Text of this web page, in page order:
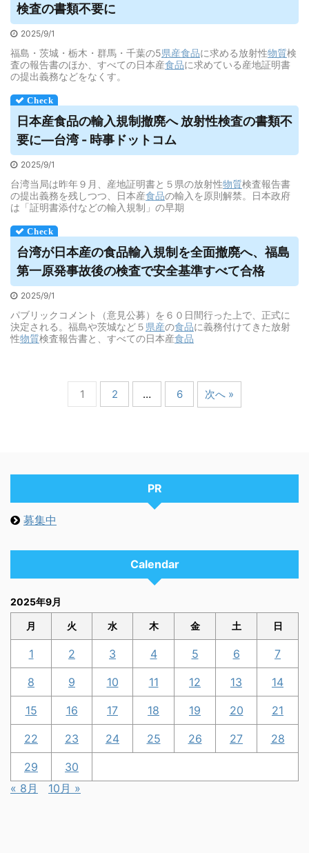
検査の書類不要に
2025/9/1
福島・茨城・栃木・群馬・千葉の5県産食品に求める放射性物質検
査の報告書のほか、すべての日本産食品に求めている産地証明書
の提出義務などをなくす。
日本産食品の輸入規制撤廃へ 放射性検査の書類不
要に―台湾 - 時事ドットコム
2025/9/1
台湾当局は昨年９月、産地証明書と５県の放射性物質検査報告書
の提出義務を残しつつ、日本産食品の輸入を原則解禁。日本政府
は「証明書添付などの輸入規制」の早期
台湾が日本産の食品輸入規制を全面撤廃へ、福島
第一原発事故後の検査で安全基準すべて合格
2025/9/1
パブリックコメント（意見公募）を６０日間行った上で、正式に
決定される。福島や茨城など５ 県産の食品に義務付けてきた放射
性物質検査報告書と、すべての日本産食品
1 2 … 6 次へ »
PR
募集中
Calendar
2025年9月
月 火 水 木 金 土 日
1 2 3 4 5 6 7
8 9 10 11 12 13 14
15 16 17 18 19 20 21
22 23 24 25 26 27 28
29
30
« 8月
10月 »